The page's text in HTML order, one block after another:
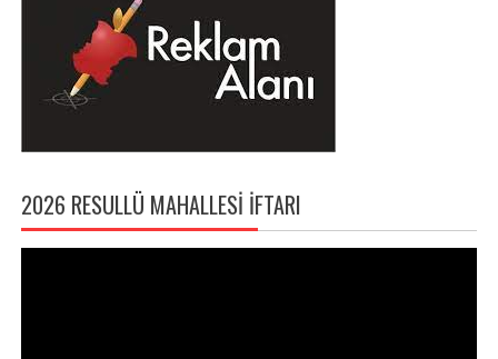
2026 RESULLÜ MAHALLESI İFTARI